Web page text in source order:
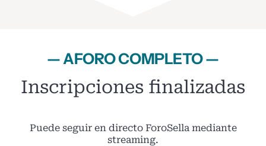
— AFORO COMPLETO —
Inscripciones finalizadas
Puede seguir en directo ForoSella mediante
streaming.